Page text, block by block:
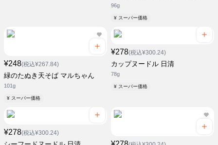
96g
¥ スーパー価格
¥248(税込¥267.84)
緑のたぬき天そば マルちゃん
101g
¥ スーパー価格
¥278(税込¥300.24)
カップヌードル 日清
78g
¥ スーパー価格
¥278(税込¥300.24)